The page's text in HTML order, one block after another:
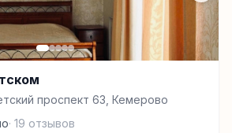
проспект 63, Кемерово
· 19 отзывов